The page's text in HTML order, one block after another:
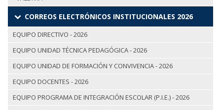
CORREOS ELECTRÓNICOS INSTITUCIONALES 2026
EQUIPO DIRECTIVO - 2026
EQUIPO UNIDAD TÉCNICA PEDAGÓGICA - 2026
EQUIPO UNIDAD DE FORMACIÓN Y CONVIVENCIA - 2026
EQUIPO DOCENTES - 2026
EQUIPO PROGRAMA DE INTEGRACIÓN ESCOLAR (P.I.E.) - 2026